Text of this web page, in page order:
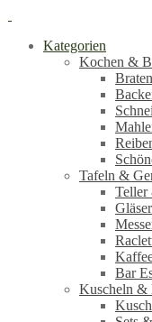
Kategorien
Kochen &
Tafeln &
Teller
Bar
Kuscheln &